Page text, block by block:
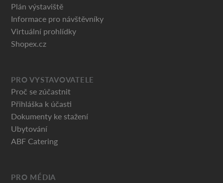
Plán výstaviště
Informace pro návštěvníky
Virtuální prohlídky
Shopex.cz
PRO VYSTAVOVATELE
Proč se zúčastnit
Přihláška k účasti
Dokumenty ke stažení
Ubytování
ABF Catering
PRO MÉDIA